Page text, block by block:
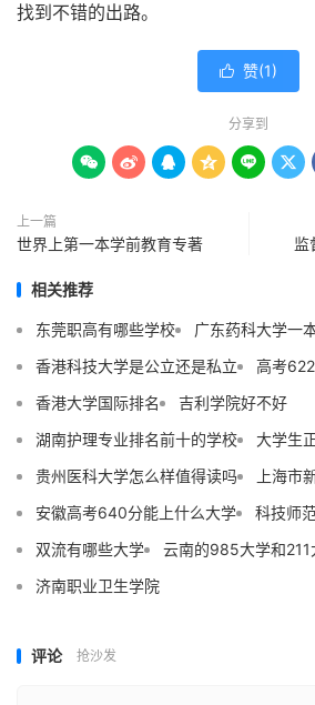
找到不错的出路。
 赞(1)
分享到
     
上一篇
世界上第一本学前教育专著 监
相关推荐
东莞职高有哪些学校 广东药科大学一
香港科技大学是公立还是私立
高考
香港大学国际排名
吉利学院好不好
湖南护理专业排名前十的学校
大学生
贵州医科大学怎么样值得读吗
上海市
安徽高考640分能上什么大学
科技师
双流有哪些大学
云南的985大学和211
济南职业卫生学院
评论 抢沙发